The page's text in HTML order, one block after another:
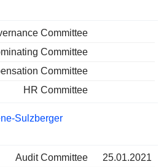
Committee
Committee
Committee
HR Committee
Sulzberger
Audit Committee
25.01.2021